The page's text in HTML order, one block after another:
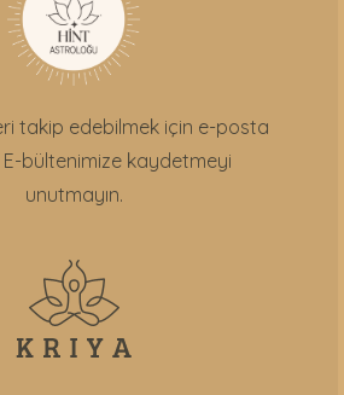
takip edebilmek için e-posta
bültenimize kaydetmeyi
unutmayın.